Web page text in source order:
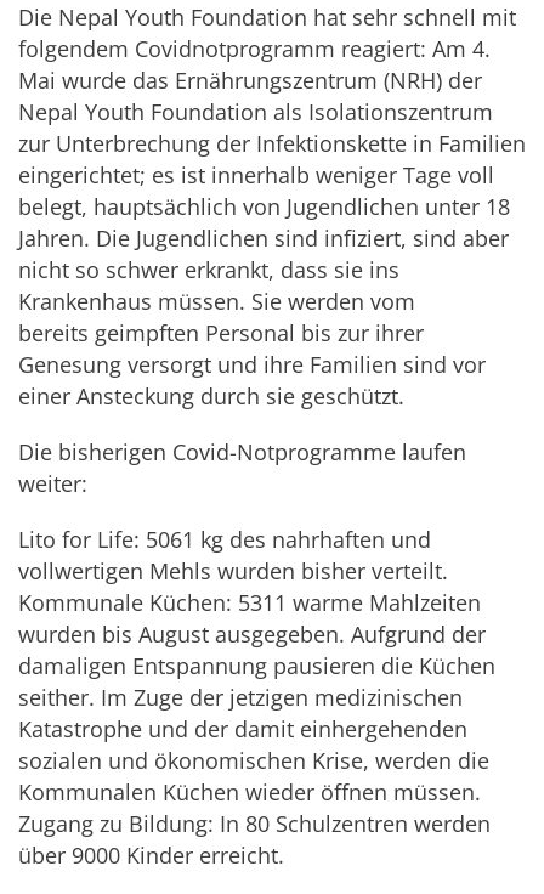
Die Nepal Youth Foundation hat sehr schnell mit
folgendem Covidnotprogramm reagiert: Am 4.
Mai wurde das Ernährungszentrum (NRH) der
Nepal Youth Foundation als Isolationszentrum
zur Unterbrechung der Infektionskette in Familien
eingerichtet; es ist innerhalb weniger Tage voll
belegt, hauptsächlich von Jugendlichen unter 18
Jahren. Die Jugendlichen sind infiziert, sind aber
nicht so schwer erkrankt, dass sie ins
Krankenhaus müssen. Sie werden vom
bereits geimpften Personal bis zur ihrer
Genesung versorgt und ihre Familien sind vor
einer Ansteckung durch sie geschützt.
Die bisherigen Covid-Notprogramme laufen
weiter:
Lito for Life: 5061 kg des nahrhaften und
vollwertigen Mehls wurden bisher verteilt.
Kommunale Küchen: 5311 warme Mahlzeiten
wurden bis August ausgegeben. Aufgrund der
damaligen Entspannung pausieren die Küchen
seither. Im Zuge der jetzigen medizinischen
Katastrophe und der damit einhergehenden
sozialen und ökonomischen Krise, werden die
Kommunalen Küchen wieder öffnen müssen.
Zugang zu Bildung: In 80 Schulzentren werden
über 9000 Kinder erreicht.